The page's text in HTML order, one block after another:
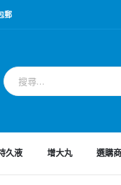
郵
久液 增大丸 選購